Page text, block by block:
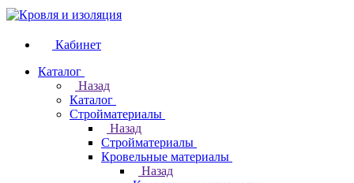
Кабинет
Каталог
Назад
Каталог
Стройматериалы
Назад
Стройматериалы
Кровельные материалы
Назад